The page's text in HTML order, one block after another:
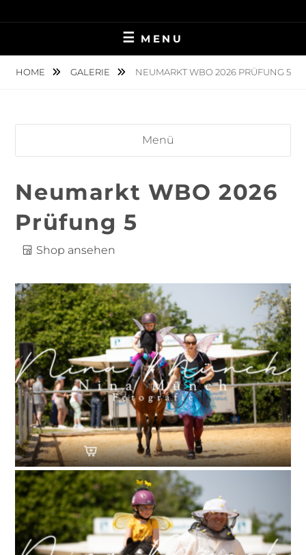
to
NINA MÜNCH
FOTOGRAFIE
MENU
HOME GALERIE NEUMARKT WBO 2026 PRÜFUNG 5
Menü
Neumarkt WBO 2026
Prüfung 5
Shop ansehen